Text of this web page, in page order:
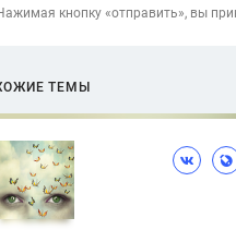
кнопку «отправить», вы
ТЕМЫ